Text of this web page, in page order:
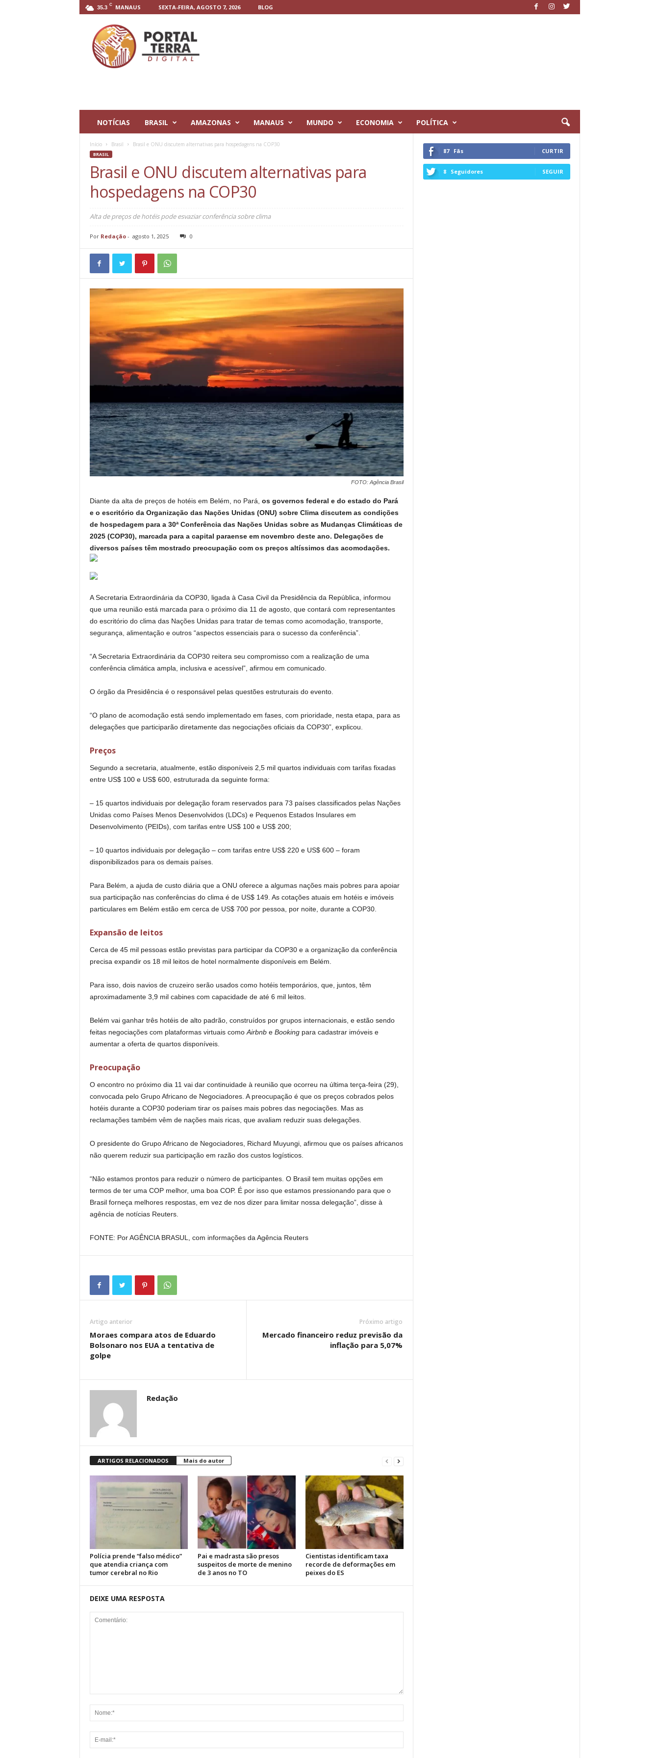
35.3 C MANAUS SEXTA-FEIRA, AGOSTO 7, 2026 BLOG
NOTÍCIAS BRASIL AMAZONAS MANAUS MUNDO ECONOMIA POLÍTICA
Início Brasil Brasil e ONU discutem alternativas para hospedagens na COP30
BRASIL
Brasil e ONU discutem alternativas para
hospedagens na COP30
Alta de preços de hotéis pode esvaziar conferência sobre clima
Por Redação- agosto 1, 2025 0
FOTO: Agência Brasil
Diante da alta de preços de hotéis em Belém, no Pará, os governos federal e do estado do Pará
e o escritório da Organização das Nações Unidas (ONU) sobre Clima discutem as condições
de hospedagem para a 30ª Conferência das Nações Unidas sobre as Mudanças Climáticas de
2025 (COP30), marcada para a capital paraense em novembro deste ano. Delegações de
diversos países têm mostrado preocupação com os preços altíssimos das acomodações.
A Secretaria Extraordinária da COP30, ligada à Casa Civil da Presidência da República, informou
que uma reunião está marcada para o próximo dia 11 de agosto, que contará com representantes
do escritório do clima das Nações Unidas para tratar de temas como acomodação, transporte,
segurança, alimentação e outros “aspectos essenciais para o sucesso da conferência”.
“A Secretaria Extraordinária da COP30 reitera seu compromisso com a realização de uma
conferência climática ampla, inclusiva e acessível”, afirmou em comunicado.
O órgão da Presidência é o responsável pelas questões estruturais do evento.
“O plano de acomodação está sendo implementado em fases, com prioridade, nesta etapa, para as
delegações que participarão diretamente das negociações oficiais da COP30”, explicou.
Preços
Segundo a secretaria, atualmente, estão disponíveis 2,5 mil quartos individuais com tarifas fixadas
entre US$ 100 e US$ 600, estruturada da seguinte forma:
– 15 quartos individuais por delegação foram reservados para 73 países classificados pelas Nações
Unidas como Países Menos Desenvolvidos (LDCs) e Pequenos Estados Insulares em
Desenvolvimento (PEIDs), com tarifas entre US$ 100 e US$ 200;
– 10 quartos individuais por delegação – com tarifas entre US$ 220 e US$ 600 – foram
disponibilizados para os demais países.
Para Belém, a ajuda de custo diária que a ONU oferece a algumas nações mais pobres para apoiar
sua participação nas conferências do clima é de US$ 149. As cotações atuais em hotéis e imóveis
particulares em Belém estão em cerca de US$ 700 por pessoa, por noite, durante a COP30.
Expansão de leitos
Cerca de 45 mil pessoas estão previstas para participar da COP30 e a organização da conferência
precisa expandir os 18 mil leitos de hotel normalmente disponíveis em Belém.
Para isso, dois navios de cruzeiro serão usados como hotéis temporários, que, juntos, têm
aproximadamente 3,9 mil cabines com capacidade de até 6 mil leitos.
Belém vai ganhar três hotéis de alto padrão, construídos por grupos internacionais, e estão sendo
feitas negociações com plataformas virtuais como Airbnbe Bookingpara cadastrar imóveis e
aumentar a oferta de quartos disponíveis.
Preocupação
O encontro no próximo dia 11 vai dar continuidade à reunião que ocorreu na última terça-feira (29),
convocada pelo Grupo Africano de Negociadores. A preocupação é que os preços cobrados pelos
hotéis durante a COP30 poderiam tirar os países mais pobres das negociações. Mas as
reclamações também vêm de nações mais ricas, que avaliam reduzir suas delegações.
O presidente do Grupo Africano de Negociadores, Richard Muyungi, afirmou que os países africanos
não querem reduzir sua participação em razão dos custos logísticos.
“Não estamos prontos para reduzir o número de participantes. O Brasil tem muitas opções em
termos de ter uma COP melhor, uma boa COP. É por isso que estamos pressionando para que o
Brasil forneça melhores respostas, em vez de nos dizer para limitar nossa delegação”, disse à
agência de notícias Reuters.
FONTE: Por AGÊNCIA BRASUL, com informações da Agência Reuters
Artigo anterior
Moraes compara atos de Eduardo
Bolsonaro nos EUA a tentativa de
golpe
Próximo artigo
Mercado financeiro reduz previsão da
inflação para 5,07%
Redação
ARTIGOS RELACIONADOS Mais do autor
Polícia prende “falso médico”
que atendia criança com
tumor cerebral no Rio
Pai e madrasta são presos
suspeitos de morte de menino
de 3 anos no TO
Cientistas identificam taxa
recorde de deformações em
peixes do ES
DEIXE UMA RESPOSTA
87 Fãs CURTIR
8 Seguidores SEGUIR